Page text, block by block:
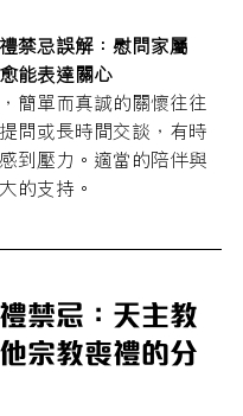
禁忌誤解：慰問家屬
能表達關心
簡單而真誠的關懷往往
問或長時間交談，有時
到壓力。適當的陪伴與
的支持。
禁忌：天主教
宗教喪禮的分